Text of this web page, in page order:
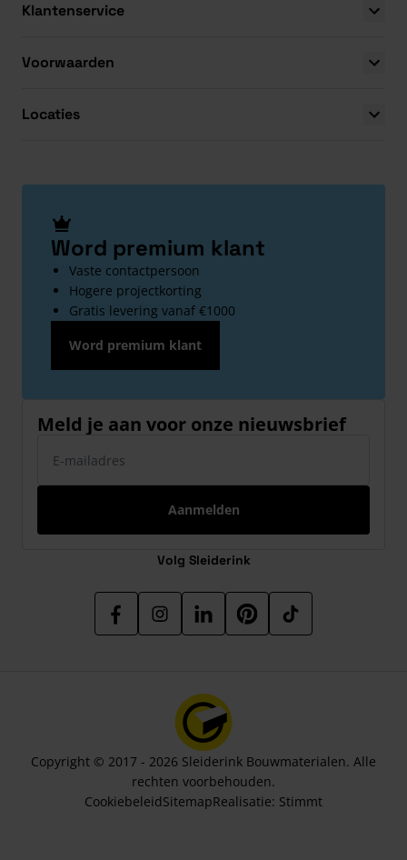
Klantenservice
Voorwaarden
Locaties
Word premium klant
Vaste contactpersoon
Hogere projectkorting
Gratis levering vanaf €1000
Word premium klant
Meld je aan voor onze nieuwsbrief
Aanmelden
Volg Sleiderink
Copyright © 2017 - 2026 Sleiderink Bouwmaterialen. Alle
rechten voorbehouden.
CookiebeleidSitemapRealisatie: Stimmt